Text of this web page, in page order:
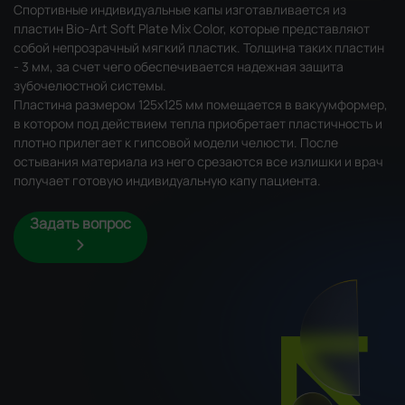
Спортивные индивидуальные капы изготавливается из
пластин Bio-Art Soft Plate Mix Color, которые представляют
собой непрозрачный мягкий пластик. Толщина таких пластин
- 3 мм, за счет чего обеспечивается надежная защита
зубочелюстной системы.
Пластина размером 125x125 мм помещается в вакуумформер,
в котором под действием тепла приобретает пластичность и
плотно прилегает к гипсовой модели челюсти. После
остывания материала из него срезаются все излишки и врач
получает готовую индивидуальную капу пациента.
Задать вопрос